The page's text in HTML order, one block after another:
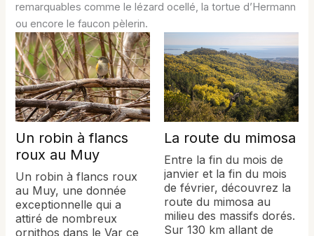
remarquables comme le lézard ocellé, la tortue d’Hermann
ou encore le faucon pèlerin.
Un robin à flancs
roux au Muy
Un robin à flancs roux
au Muy, une donnée
exceptionnelle qui a
attiré de nombreux
ornithos dans le Var ce
La route du mimosa
Entre la fin du mois de
janvier et la fin du mois
de février, découvrez la
route du mimosa au
milieu des massifs dorés.
Sur 130 km allant de